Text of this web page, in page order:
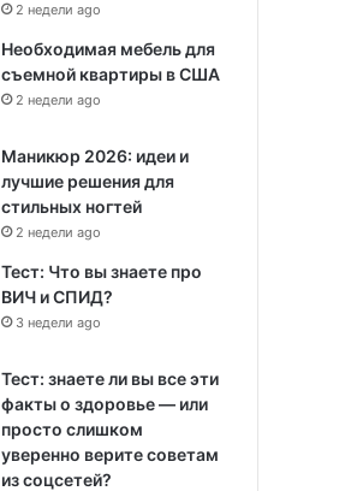
2 недели ago
Необходимая мебель для
съемной квартиры в США
2 недели ago
Маникюр 2026: идеи и
лучшие решения для
стильных ногтей
2 недели ago
Тест: Что вы знаете про
ВИЧ и СПИД?
3 недели ago
Тест: знаете ли вы все эти
факты о здоровье — или
просто слишком
уверенно верите советам
из соцсетей?